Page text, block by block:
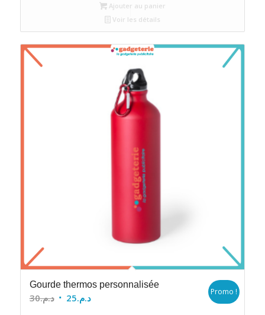
Ajouter au panier
Voir les détails
Gourde thermos personnalisée
د.م.30
Le
د.م.25
Le
Promo !